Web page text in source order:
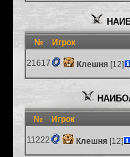
№ Игрок
21617 Клешня [12]
№ Игрок
11222 Клешня [12]